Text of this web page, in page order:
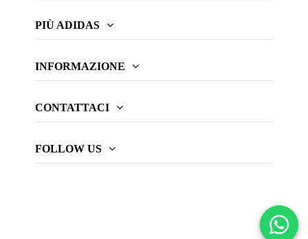
PIÙ ADIDAS
INFORMAZIONE
CONTATTACI
FOLLOW US